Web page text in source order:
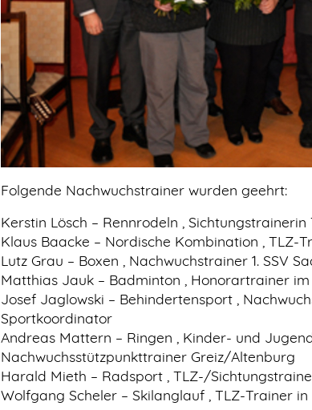
Folgende Nachwuchstrainer wurden geehrt:
Kerstin Lösch – Rennrodeln
, Sichtungstrainerin
Klaus Baacke – Nordische Kombination
, TLZ-
Lutz Grau – Boxen
, Nachwuchstrainer 1. SSV
Matthias Jauk – Badminton
, Honorartrainer
Josef Jaglowski – Behindertensport
,
Sportkoordinator
Andreas Mattern – Ringen
, Kinder- und
Nachwuchsstützpunkttrainer Greiz/Altenburg
Harald Mieth – Radsport , TLZ-/
Wolfgang Scheler – Skilanglauf , TLZ-Trainer